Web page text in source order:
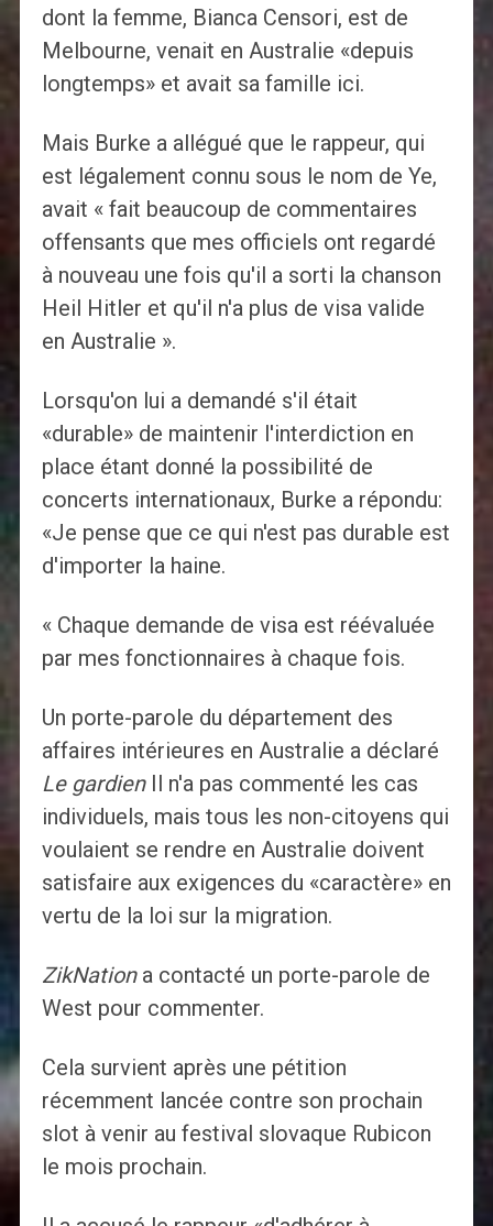
dont la femme, Bianca Censori, est de
Melbourne, venait en Australie «depuis
longtemps» et avait sa famille ici.
Mais Burke a allégué que le rappeur, qui
est légalement connu sous le nom de Ye,
avait « fait beaucoup de commentaires
offensants que mes officiels ont regardé
à nouveau une fois qu'il a sorti la chanson
Heil Hitler et qu'il n'a plus de visa valide
en Australie ».
Lorsqu'on lui a demandé s'il était
«durable» de maintenir l'interdiction en
place étant donné la possibilité de
concerts internationaux, Burke a répondu:
«Je pense que ce qui n'est pas durable est
d'importer la haine.
« Chaque demande de visa est réévaluée
par mes fonctionnaires à chaque fois.
Un porte-parole du département des
affaires intérieures en Australie a déclaré
Le gardienIl n'a pas commenté les cas
individuels, mais tous les non-citoyens qui
voulaient se rendre en Australie doivent
satisfaire aux exigences du «caractère» en
vertu de la loi sur la migration.
ZikNationa contacté un porte-parole de
West pour commenter.
Cela survient après une pétition
récemment lancée contre son prochain
slot à venir au festival slovaque Rubicon
le mois prochain.